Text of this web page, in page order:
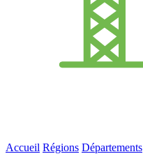
Accueil Régions Départements